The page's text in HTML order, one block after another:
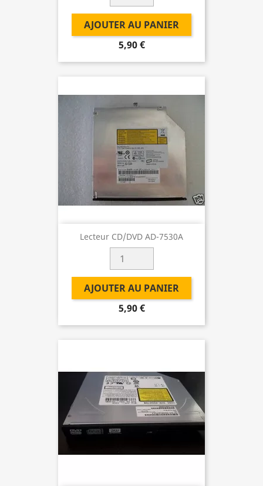
AJOUTER AU PANIER
5,90 €
Lecteur CD/DVD AD-7530A
AJOUTER AU PANIER
5,90 €